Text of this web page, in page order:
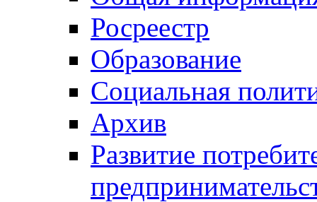
Росреестр
Образование
Социальная
Архив
Развитие